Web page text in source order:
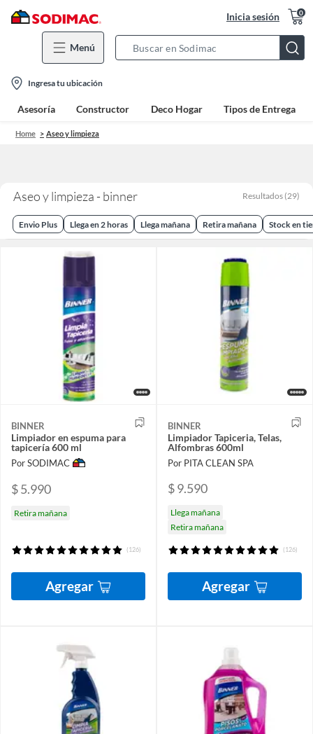
Inicia sesión 0
Menú
Bar
location-
icon
Ingresa tu ubicación
Asesoría Constructor Deco Hogar Tipos de Entrega
Home Aseo y limpieza
Aseo y limpieza - binner Resultados (29)
Envio Plus Llega en 2 horas Llega mañana Retira mañana Stock en
BINNER
Limpiador en espuma para
tapicería 600 ml
Por SODIMAC
$ 5.990
Retira mañana
(126)
Agregar
BINNER
Limpiador Tapiceria, Telas,
Alfombras 600ml
Por PITA CLEAN SPA
$ 9.590
Llega mañana
Retira mañana
(126)
Agregar